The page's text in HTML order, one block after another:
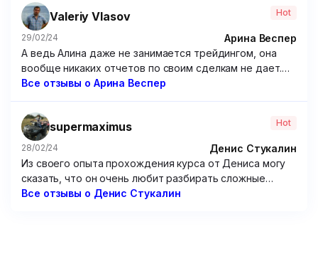
Valeriy Vlasov Hot
29/02/24
Арина Веспер
А ведь Алина даже не занимается трейдингом, она
вообще никаких отчетов по своим сделкам не дает.
Походу решила зарабатывать чисто на доверчивых
посредственные курсы, если честно. Я брал у нее
программу по опционам – бесполезнейшая вещь,
только зря потраченные время и 15 000 рублей.
Все отзывы о Арина Веспер
supermaximus Hot
28/02/24
Денис Стукалин
Из своего опыта прохождения курса от Дениса могу
сказать, что он очень любит разбирать сложные
графики. Но от этого очень мало толку. Рассуждения
Все отзывы о Денис Стукалин